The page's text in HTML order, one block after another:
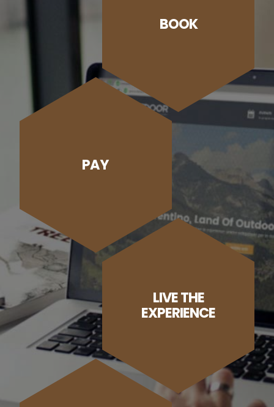
BOOK
PAY
LIVE THE
EXPERIENCE